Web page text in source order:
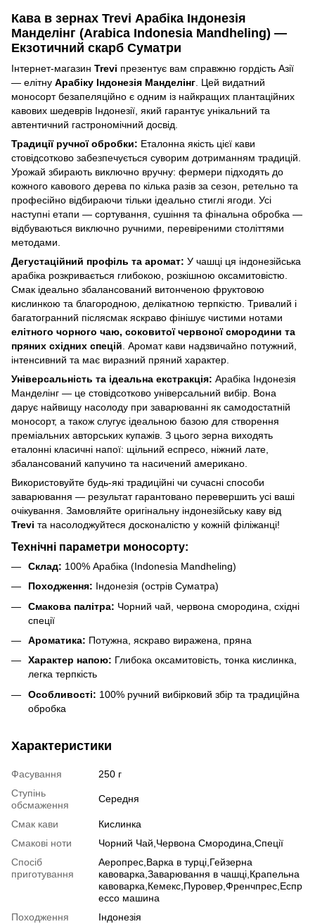
Кава в зернах Trevi Арабіка Індонезія
Манделінг (Arabica Indonesia Mandheling) —
Екзотичний скарб Суматри
Інтернет-магазин Trevi презентує вам справжню гордість Азії
— елітну Арабіку Індонезія Манделінг . Цей видатний
моносорт безапеляційно є одним із найкращих плантаційних
кавових шедеврів Індонезії, який гарантує унікальний та
автентичний гастрономічний досвід.
Традиції ручної обробки: Еталонна якість цієї кави
стовідсотково забезпечується суворим дотриманням традицій.
Урожай збирають виключно вручну: фермери підходять до
кожного кавового дерева по кілька разів за сезон, ретельно та
професійно відбираючи тільки ідеально стиглі ягоди. Усі
наступні етапи — сортування, сушіння та фінальна обробка —
відбуваються виключно ручними, перевіреними століттями
методами.
Дегустаційний профіль та аромат: У чашці ця індонезійська
арабіка розкривається глибокою, розкішною оксамитовістю.
Смак ідеально збалансований витонченою фруктовою
кислинкою та благородною, делікатною терпкістю. Тривалий і
багатогранний післясмак яскраво фінішує чистими нотами
елітного чорного чаю, соковитої червоної смородини та
пряних східних спецій . Аромат кави надзвичайно потужний,
інтенсивний та має виразний пряний характер.
Універсальність та ідеальна екстракція: Арабіка Індонезія
Манделінг — це стовідсотково універсальний вибір. Вона
дарує найвищу насолоду при заварюванні як самодостатній
моносорт, а також слугує ідеальною базою для створення
преміальних авторських купажів. З цього зерна виходять
еталонні класичні напої: щільний еспресо, ніжний лате,
збалансований капучино та насичений американо.
Використовуйте будь-які традиційні чи сучасні способи
заварювання — результат гарантовано перевершить усі ваші
очікування. Замовляйте оригінальну індонезійську каву від
Trevi та насолоджуйтеся досконалістю у кожній філіжанці!
Технічні параметри моносорту:
Склад: 100% Арабіка (Indonesia Mandheling)
Походження: Індонезія (острів Суматра)
Смакова палітра: Чорний чай, червона смородина, східні
спеції
Ароматика: Потужна, яскраво виражена, пряна
Характер напою: Глибока оксамитовість, тонка кислинка,
легка терпкість
Особливості: 100% ручний вибірковий збір та традиційна
обробка
Характеристики
Фасування
250 г
Ступінь
обсмаження
Середня
Смак кави
Кислинка
Смакові ноти
Чорний Чай,Червона Смородина,Спеції
Спосіб
приготування
Аеропрес,Варка в турці,Гейзерна
кавоварка,Заварювання в чашці,Крапельна
кавоварка,Кемекс,Пуровер,Френчпрес,Еспр
ессо машина
Походження
Індонезія